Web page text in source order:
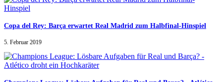
Copa del Rey: Barça erwartet Real Madrid zum Halbfinal-Hinspiel
5. Februar 2019